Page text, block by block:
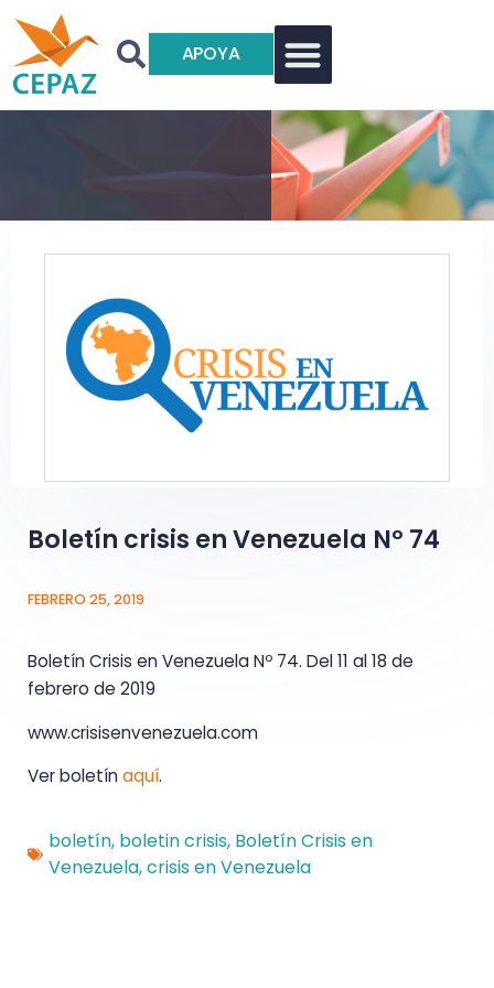
APOYA
Boletín crisis en Venezuela Nº 74
FEBRERO 25, 2019
Boletín Crisis en Venezuela Nº 74. Del 11 al 18 de
febrero de 2019
www.crisisenvenezuela.com
Ver boletínaquí.
boletín, boletin crisis, Boletín Crisis en
Venezuela,crisis en Venezuela